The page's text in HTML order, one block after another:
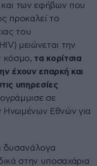
και των εφήβων που
προκαλεί το
του
μειώνεται την
κόσμο, τα κορίτσια
έχουν επαρκή και
υπηρεσίες
σε
Ηνωμένων Εθνών για
δυσανάλογα
στην υποσαχάρια